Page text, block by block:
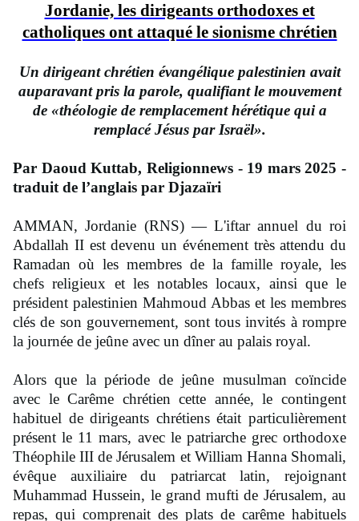
Jordanie, les dirigeants orthodoxes et
catholiques ont attaqué le sionisme chrétien
Un dirigeant chrétien évangélique palestinien avait
auparavant pris la parole, qualifiant le mouvement
de «théologie de remplacement hérétique qui a
remplacé Jésus par Israël».
Par Daoud Kuttab, Religionnews - 19 mars 2025 -
traduit de l’anglais par Djazaïri
AMMAN, Jordanie (RNS) — L'iftar annuel du roi
Abdallah II est devenu un événement très attendu du
Ramadan où les membres de la famille royale, les
chefs religieux et les notables locaux, ainsi que le
président palestinien Mahmoud Abbas et les membres
clés de son gouvernement, sont tous invités à rompre
la journée de jeûne avec un dîner au palais royal.
Alors que la période de jeûne musulman coïncide
avec le Carême chrétien cette année, le contingent
habituel de dirigeants chrétiens était particulièrement
présent le 11 mars, avec le patriarche grec orthodoxe
Théophile III de Jérusalem et William Hanna Shomali,
évêque auxiliaire du patriarcat latin, rejoignant
Muhammad Hussein, le grand mufti de Jérusalem, au
repas, qui comprenait des plats de carême habituels